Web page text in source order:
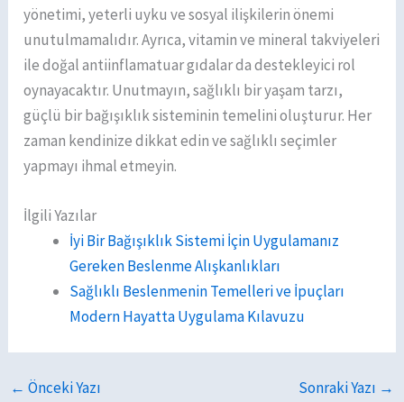
yönetimi, yeterli uyku ve sosyal ilişkilerin önemi
unutulmamalıdır. Ayrıca, vitamin ve mineral takviyeleri
ile doğal antiinflamatuar gıdalar da destekleyici rol
oynayacaktır. Unutmayın, sağlıklı bir yaşam tarzı,
güçlü bir bağışıklık sisteminin temelini oluşturur. Her
zaman kendinize dikkat edin ve sağlıklı seçimler
yapmayı ihmal etmeyin.
İlgili Yazılar
İyi Bir Bağışıklık Sistemi İçin Uygulamanız
Gereken Beslenme Alışkanlıkları
Sağlıklı Beslenmenin Temelleri ve İpuçları
Modern Hayatta Uygulama Kılavuzu
← Önceki Yazı Sonraki Yazı →